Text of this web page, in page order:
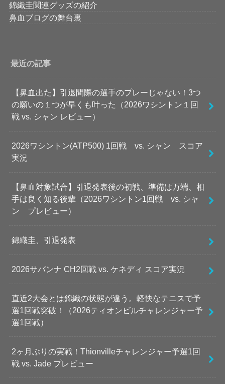
錦織圭関連グッズの紹介
鼻血ブログの舞台裏
最近の記事
【鼻血出た】引退間際の選手のプレーじゃない！3つ
の願いの１つが早くも叶った（2026ワシントン１回
戦 vs. シャン レビュー）
2026ワシントン(ATP500) 1回戦 vs. シャン スコア
実況
【鼻血対象試合】引退発表後の初戦、準備は万端、相
手は良く知る後輩（2026ワシントン1回戦 vs. シャ
ン プレビュー）
錦織圭、引退発表
2026サバンナ CH2回戦 vs. ケネディ スコア実況
直近2大会とは錦織の状態が違う。軽快なテニスで予
選1回戦突破！（2026ティオンビルチャレンジャー予
選1回戦）
2ヶ月ぶりの実戦！Thionvilleチャレンジャー予選1回
戦 vs. Jade プレビュー